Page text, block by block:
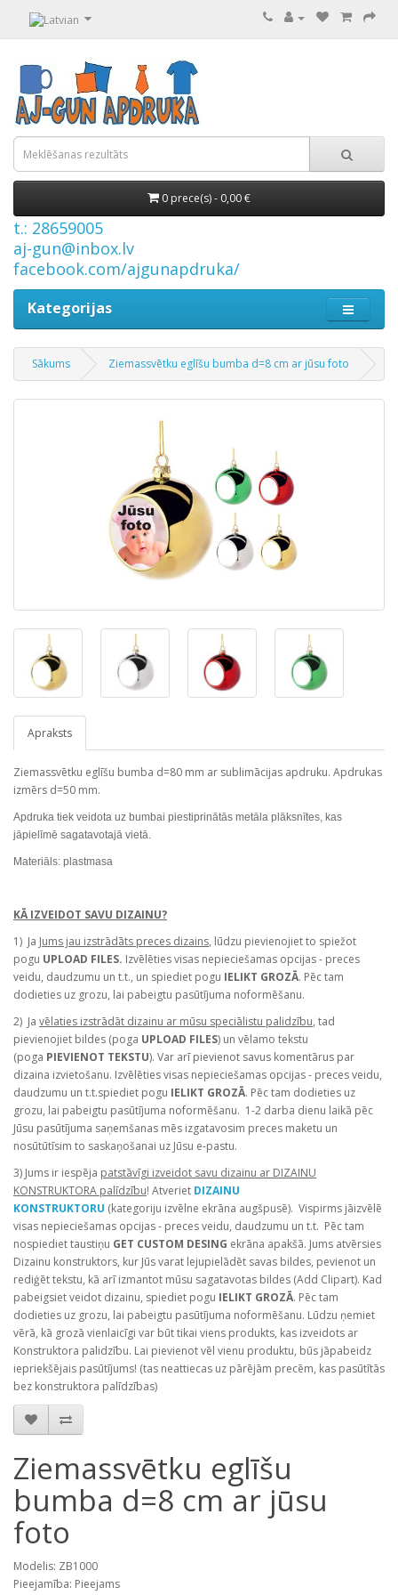
0 prece(s) - 0,00 €
t.: 28659005
aj-gun@inbox.lv
facebook.com/ajgunapdruka/
Kategorijas
Sākums Ziemassvētku eglīšu bumba d=8 cm ar jūsu foto
Apraksts
Ziemassvētku eglīšu bumba d=80 mm ar sublimācijas apdruku. Apdrukas
izmērs d=50 mm.
Apdruka tiek veidota uz bumbai piestiprinātās metāla plāksnītes, kas
jāpielīmē sagatavotajā vietā.
Materiāls: plastmasa
KĀ IZVEIDOT SAVU DIZAINU?
1) Ja Jums jau izstrādāts preces dizains, lūdzu pievienojiet to spiežot
pogu UPLOAD FILES. Izvēlētiesvisas nepieciešamas opcijas - preces
veidu, daudzumu un t.t., un spiediet pogu IELIKT GROZĀ. Pēc tam
dodieties uz grozu, lai pabeigtu pasūtījuma noformēšanu.
2) Ja vēlaties izstrādāt dizainu ar mūsu speciālistu palidzību, tad
pievienojiet bildes (poga UPLOAD FILES) un vēlamo tekstu
(poga PIEVIENOT TEKSTU). Var arī pievienot savus komentārus par
dizaina izvietošanu. Izvēlētiesvisas nepieciešamas opcijas - preces veidu,
daudzumu un t.t.spiediet pogu IELIKT GROZĀ. Pēc tam dodieties uz
grozu, lai pabeigtu pasūtījuma noformēšanu. 1-2 darba dienu laikā pēc
Jūsu pasūtījuma saņemšanas mēs izgatavosim preces maketu un
nosūtūtīsim to saskaņošanai uz Jūsu e-pastu.
3) Jums ir iespēja patstāvīgi izveidot savu dizainu ar DIZAINU
KONSTRUKTORA palīdzību! Atveriet DIZAINU
KONSTRUKTORU (kategoriju izvēlne ekrāna augšpusē). Vispirms jāizvēlē
visas nepieciešamas opcijas - preces veidu, daudzumu un t.t. Pēc tam
nospiediet taustiņu GET CUSTOM DESING ekrāna apakšā. Jums atvērsies
Dizainu konstruktors, kur Jūs varat lejupielādēt savas bildes, pevienot un
rediģēt tekstu, kā arī izmantot mūsu sagatavotas bildes (Add Clipart). Kad
pabeigsiet veidot dizainu, spiediet pogu IELIKT GROZĀ. Pēc tam
dodieties uz grozu, lai pabeigtu pasūtījuma noformēšanu. Lūdzu ņemiet
vērā, kā grozā vienlaicīgi var būt tikai viens produkts, kas izveidots ar
Konstruktora palidzību. Lai pievienot vēl vienu produktu, būs jāpabeidz
iepriekšējais pasūtījums! (tas neattiecas uz pārējām precēm, kas pasūtītās
bez konstruktora palīdzības)
Ziemassvētku eglīšu
bumba d=8 cm ar jūsu
foto
Modelis: ZB1000
Pieejamība: Pieejams